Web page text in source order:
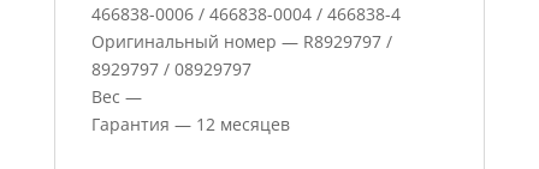
466838-0006 / 466838-0004 / 466838-4
Оригинальный номер — R8929797 /
8929797 / 08929797
Вес —
Гарантия — 12 месяцев